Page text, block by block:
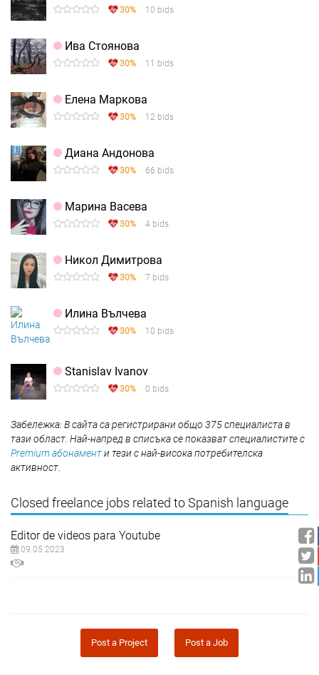
30% 10 bids
Ива Стоянова
30% 11 bids
Елена Маркова
30% 12 bids
Диана Андонова
30% 66 bids
Марина Васева
30% 4 bids
Никол Димитрова
30% 7 bids
Илина Вълчева
30% 10 bids
Stanislav Ivanov
30% 0 bids
Забележка: В сайта са регистрирани общо 375 специалиста в
тази област. Най-напред в списъка се показват специалистите с
Premium абонаменти тези с най-висока потребителска
активност.
Closed freelance jobs related to Spanish language
Editor de videos para Youtube
09.05.2023
Post a Project Post a Job